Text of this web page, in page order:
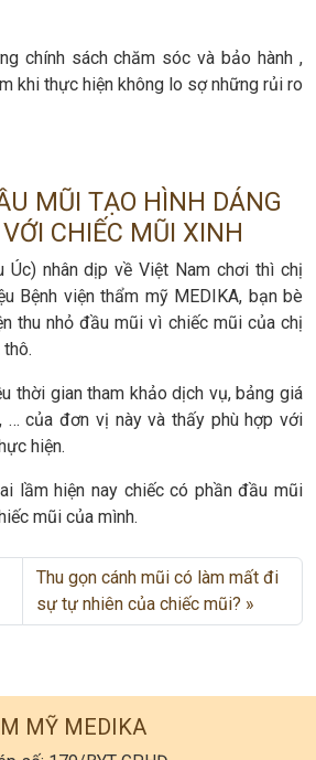
chính sách chăm sóc và bảo hành ,
khi thực hiện không lo sợ những rủi ro
MŨI TẠO HÌNH DÁNG
CHIẾC MŨI XINH
Úc) nhân dịp về Việt Nam chơi thì chị
Bệnh viện thẩm mỹ MEDIKA, bạn bè
thu nhỏ đầu mũi vì chiếc mũi của chị
thời gian tham khảo dịch vụ, bảng giá
… của đơn vị này và thấy phù hợp với
hiện.
lầm hiện nay chiếc có phần đầu mũi
mũi của mình.
Thu gọn cánh mũi có làm mất đi
sự tự nhiên của chiếc mũi?
MỸ MEDIKA